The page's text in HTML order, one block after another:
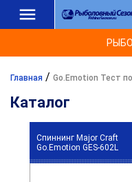
Главная / Go.Emotion Тест
Каталог
Спиннинг Major Craft
Go.Emotion GES-602L